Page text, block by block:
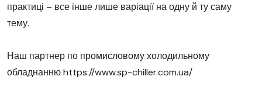
практиці – все інше лише варіації на одну й ту саму
тему.
Наш партнер по промисловому холодильному
обладнаннюhttps://www.sp-chiller.com.ua/